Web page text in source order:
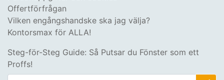
Offertförfrågan
Vilken engångshandske ska jag välja?
Kontorsmax för ALLA!
Steg-för-Steg Guide: Så Putsar du Fönster som ett
Proffs!